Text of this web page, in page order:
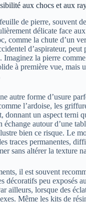
aux chocs et aux
de pierre, souvent
délicate face
comme la chute d’un
d’aspirateur, peut
Imaginez la pierre
à première vue, mais
autre forme d’usure
l’ardoise, les
donnant un aspect terni
autour d’une
bien ce risque. Le
traces permanentes,
sans altérer la texture
il est souvent
décoratifs peu exposés
ailleurs, lorsque des
Même les kits de